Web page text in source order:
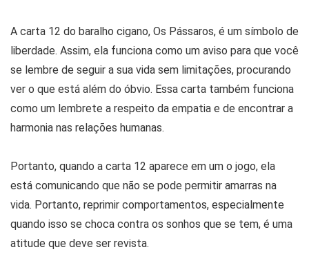
A carta 12 do baralho cigano, Os Pássaros, é um símbolo de
liberdade. Assim, ela funciona como um aviso para que você
se lembre de seguir a sua vida sem limitações, procurando
ver o que está além do óbvio. Essa carta também funciona
como um lembrete a respeito da empatia e de encontrar a
harmonia nas relações humanas.
Portanto, quando a carta 12 aparece em um o jogo, ela
está comunicando que não se pode permitir amarras na
vida. Portanto, reprimir comportamentos, especialmente
quando isso se choca contra os sonhos que se tem, é uma
atitude que deve ser revista.